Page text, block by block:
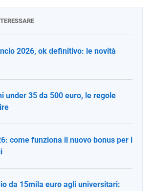
2026, ok definitivo: le novità
under 35 da 500 euro, le regole
come funziona il nuovo bonus per i
da 15mila euro agli universitari: